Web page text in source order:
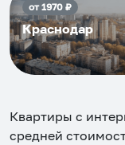
от1970₽
Краснодар
Квартиры с
средней